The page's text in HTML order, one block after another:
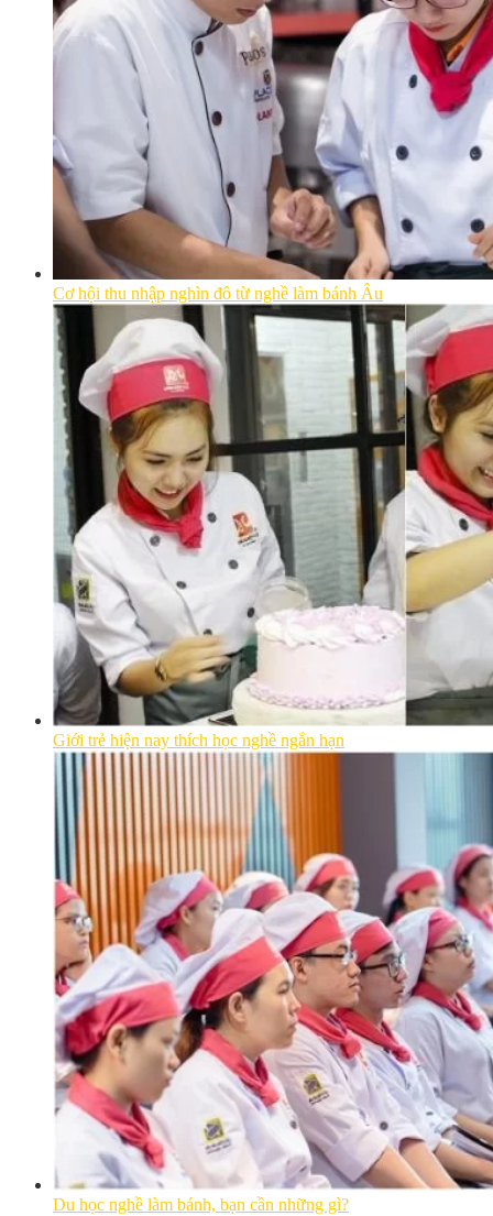
Cơ hội thu nhập nghìn đô từ nghề làm bánh Âu
Giới trẻ hiện nay thích học nghề ngắn hạn
Du học nghề làm bánh, bạn cần những gì?